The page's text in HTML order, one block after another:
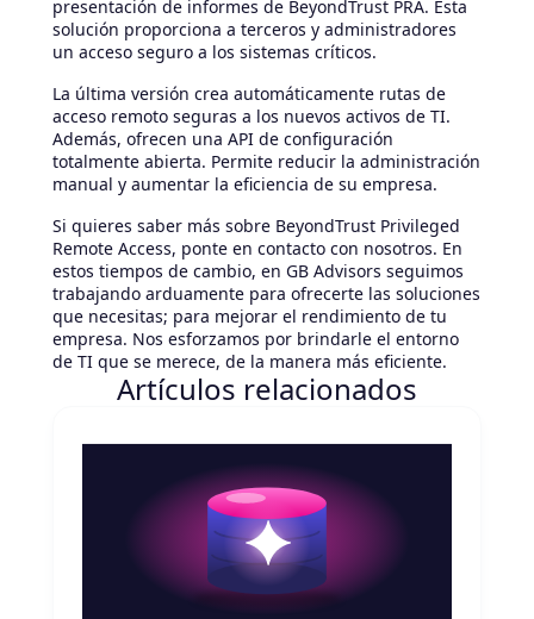
presentación de informes de BeyondTrust PRA. Esta
solución proporciona a terceros y administradores
un acceso seguro a los sistemas críticos.
La última versión crea automáticamente rutas de
acceso remoto seguras a los nuevos activos de TI.
Además, ofrecen una API de configuración
totalmente abierta. Permite reducir la administración
manual y aumentar la eficiencia de su empresa.
Si quieres saber más sobre BeyondTrust Privileged
Remote Access, ponte en contacto con nosotros. En
estos tiempos de cambio, en GB Advisors seguimos
trabajando arduamente para ofrecerte las soluciones
que necesitas; para mejorar el rendimiento de tu
empresa. Nos esforzamos por brindarle el entorno
de TI que se merece, de la manera más eficiente.
Artículos relacionados